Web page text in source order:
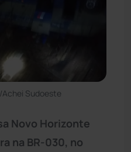
Sudoeste
Novo Horizonte
na BR-030, no